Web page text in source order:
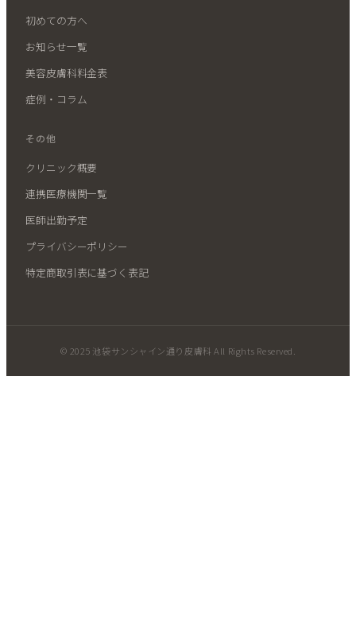
初めての方へ
お知らせ一覧
美容皮膚科料金表
症例・コラム
その他
クリニック概要
連携医療機関一覧
医師出勤予定
プライバシーポリシー
特定商取引表に基づく表記
© 2025 池袋サンシャイン通り皮膚科 All Rights Reserved.